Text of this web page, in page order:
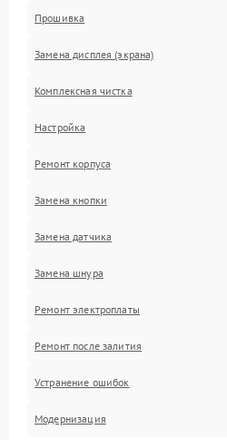
Прошивка
Замена дисплея (экрана)
Комплексная чистка
Настройка
Ремонт корпуса
Замена кнопки
Замена датчика
Замена шнура
Ремонт электроплаты
Ремонт после залития
Устранение ошибок
Модернизация